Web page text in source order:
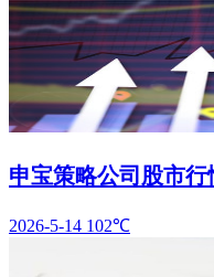
申宝策略公司股市
2026-5-14 102℃